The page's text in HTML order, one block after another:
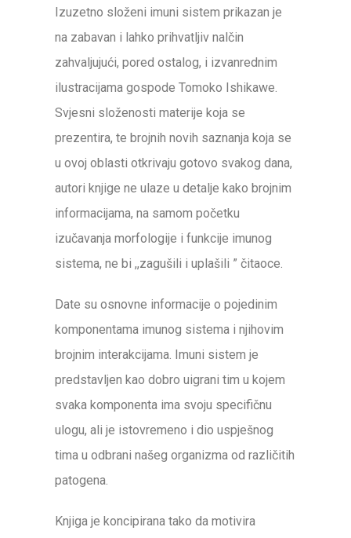
Izuzetno složeni imuni sistem prikazan je
na zabavan i lahko prihvatljiv nalčin
zahvaljujući, pored ostalog, i izvanrednim
ilustracijama gospode Tomoko Ishikawe.
Svjesni složenosti materije koja se
prezentira, te brojnih novih saznanja koja se
u ovoj oblasti otkrivaju gotovo svakog dana,
autori knjige ne ulaze u detalje kako brojnim
informacijama, na samom početku
izučavanja morfologije i funkcije imunog
sistema, ne bi ,,zagušili i uplašili ” čitaoce.
Date su osnovne informacije o pojedinim
komponentama imunog sistema i njihovim
brojnim interakcijama. Imuni sistem je
predstavljen kao dobro uigrani tim u kojem
svaka komponenta ima svoju specifičnu
ulogu, ali je istovremeno i dio uspješnog
tima u odbrani našeg organizma od različitih
patogena.
Knjiga je koncipirana tako da motivira